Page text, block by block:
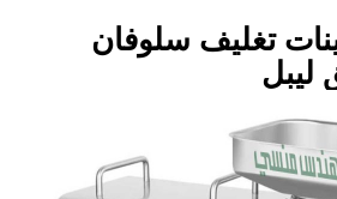
تغليف سلوفان
ليبل